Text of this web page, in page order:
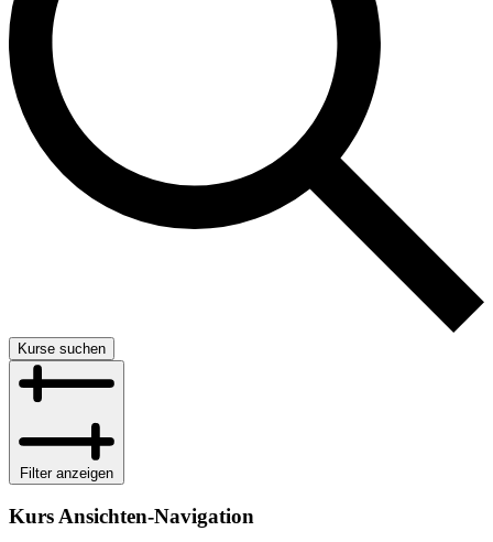
Kurse suchen
Filter anzeigen
Kurs Ansichten-Navigation